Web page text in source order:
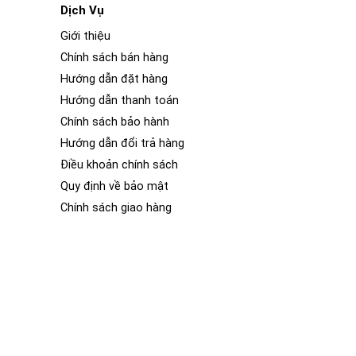
khiển, hệ thống âm thanh, điều hòa không khí, hệ
biệt rõ rệt về nội thất của 2 chiếc xe ô tô đó. Nội
hình dáng khác nhau.
và tươi mới. Phim PPF (Paint Protection Film)
Dịch Vụ
Giới thiệu
Chính sách bán hàng
Hướng dẫn đặt hàng
Hướng dẫn thanh toán
Chính sách bảo hành
Hướng dẫn đổi trả hàng
Điều khoản chính sách
Quy định về bảo mật
Chính sách giao hàng